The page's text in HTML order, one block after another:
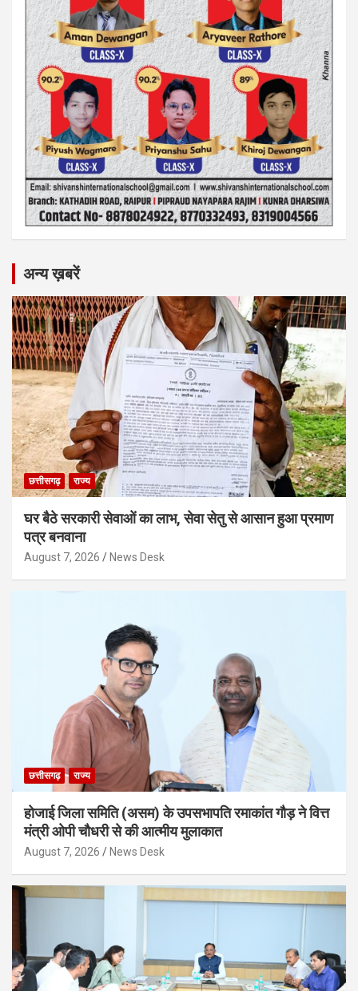
अन्य ख़बरें
छत्तीसगढ़ राज्य
घर बैठे सरकारी सेवाओं का लाभ, सेवा सेतु से आसान हुआ प्रमाण
पत्र बनवाना
August 7, 2026 News Desk
छत्तीसगढ़ राज्य
होजाई जिला समिति (असम) के उपसभापति रमाकांत गौड़ ने वित्त
मंत्री ओपी चौधरी से की आत्मीय मुलाकात
August 7, 2026 News Desk